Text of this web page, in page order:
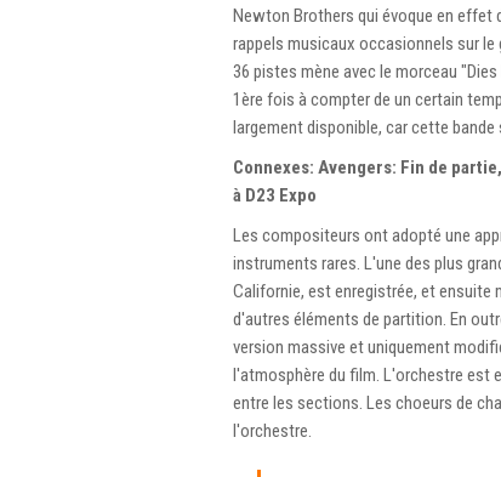
Newton Brothers qui évoque en effet
rappels musicaux occasionnels sur le
36 pistes mène avec le morceau
1ère fois à compter de un certain
largement disponible, car cette
Connexes: Avengers: Fin de
à D23 Expo
Les compositeurs ont adopté une
instruments rares. L'une des plus
Californie, est enregistrée, et ensuite
d'autres éléments de partition. En
version massive et uniquement
l'atmosphère du film. L'orchestre est
entre les sections. Les choeurs de
l'orchestre.